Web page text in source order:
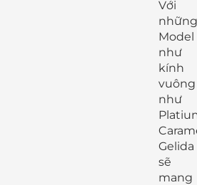
Với
những
Model
như
kính
vuông
như
Gelida
sẽ
mang